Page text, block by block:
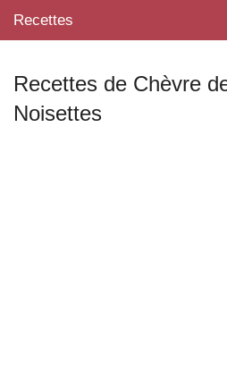
Recettes
Mes blogs préférés
Recettes de Chèvre
Noisettes